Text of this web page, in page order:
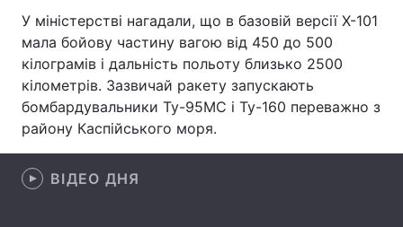
Цікавинки Погода
Екологія Регіони
Лонгріди
У міністерстві нагадали, що в базовій версії Х-101
мала бойову частину вагою від 450 до 500
кілограмів і дальність польоту близько 2500
кілометрів. Зазвичай ракету запускають
бомбардувальники Ту-95МС і Ту-160 переважно з
району Каспійського моря.
ВІДЕО ДНЯ